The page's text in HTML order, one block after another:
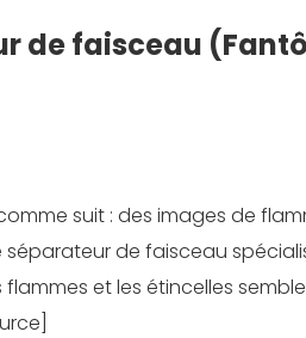
de faisceau
suit : des images de
de faisceau
et les étincelles